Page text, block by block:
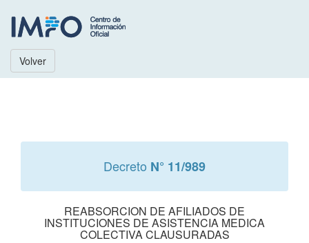
Volver
Decreto N° 11/989
REABSORCION DE AFILIADOS DE
INSTITUCIONES DE ASISTENCIA MEDICA
COLECTIVA CLAUSURADAS